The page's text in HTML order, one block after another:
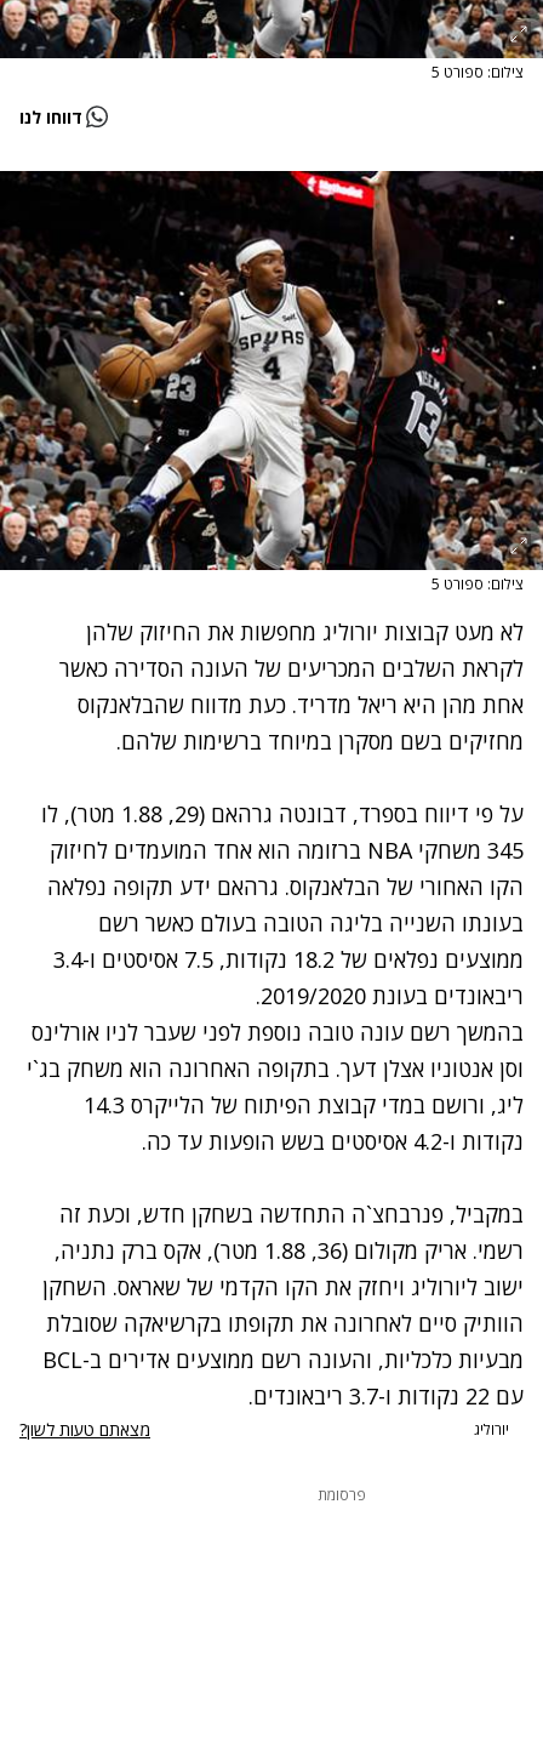
צילום: ספורט 5
דווחו לנו
צילום: ספורט 5
לא מעט קבוצות יורוליג מחפשות את החיזוק שלהן
לקראת השלבים המכריעים של העונה הסדירה כאשר
אחת מהן היא ריאל מדריד. כעת מדווח שהבלאנקוס
מחזיקים בשם מסקרן במיוחד ברשימות שלהם.
על פי דיווח בספרד, דבונטה גרהאם (29, 1.88 מטר), לו
345 משחקי NBA ברזומה הוא אחד המועמדים לחיזוק
הקו האחורי של הבלאנקוס. גרהאם ידע תקופה נפלאה
בעונתו השנייה בליגה הטובה בעולם כאשר רשם
ממוצעים נפלאים של 18.2 נקודות, 7.5 אסיסטים ו-3.4
ריבאונדים בעונת 2019/2020.
בהמשך רשם עונה טובה נוספת לפני שעבר לניו אורלינס
וסן אנטוניו אצלן דעך. בתקופה האחרונה הוא משחק בג`י
ליג, ורושם במדי קבוצת הפיתוח של הלייקרס 14.3
נקודות ו-4.2 אסיסטים בשש הופעות עד כה.
במקביל, פנרבחצ`ה התחדשה בשחקן חדש, וכעת זה
רשמי. אריק מקולום (36, 1.88 מטר), אקס ברק נתניה,
ישוב ליורוליג ויחזק את הקו הקדמי של שאראס. השחקן
הוותיק סיים לאחרונה את תקופתו בקרשיאקה שסובלת
מבעיות כלכליות, והעונה רשם ממוצעים אדירים ב-BCL
עם 22 נקודות ו-3.7 ריבאונדים.
יורוליג מצאתם טעות לשון?
פרסומת